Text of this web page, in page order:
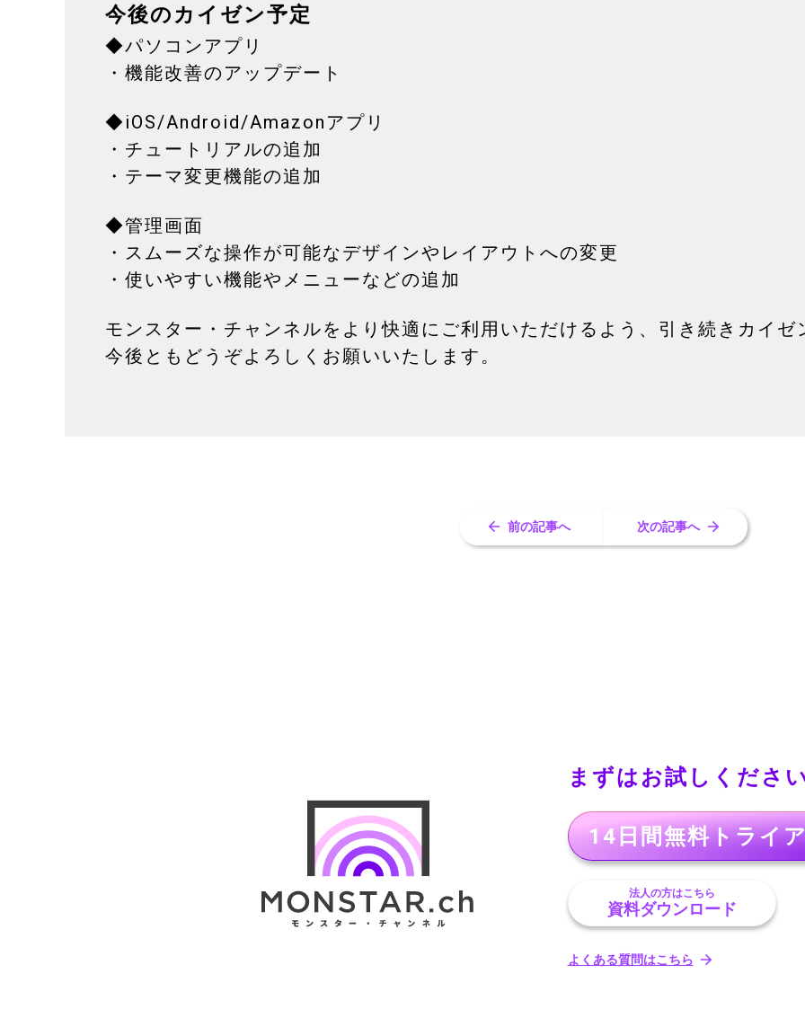
今後のカイゼン予定
◆パソコンアプリ
・機能改善のアップデート
◆iOS/Android/Amazonアプリ
・チュートリアルの追加
・テーマ変更機能の追加
◆管理画面
・スムーズな操作が可能なデザインやレイアウトへの変更
・使いやすい機能やメニューなどの追加
モンスター・チャンネルをより快適にご利用いただけるよう、引き続きカイ
今後ともどうぞよろしくお願いいたします。
前の記事へ 次の記事へ
まずはお試しくださ
14日間無料トライ
法人の方はこちら
資料ダウンロード
よくある質問はこちら